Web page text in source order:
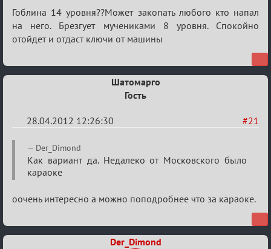
Гоблина 14 уровня??Может закопать любого кто напал
на него. Брезгует мучениками 8 уровня. Спокойно
отойдет и отдаст ключи от машины
Шатомарго
Гость
#21
28.04.2012 12:26:30
Re:
План
мероприятия
(дополнения
приветствуются)
Der_Dimond
Как вариант да. Недалеко от Московского было
караоке
оочень интересно а можно поподробнее что за караоке.
Der_Dimond